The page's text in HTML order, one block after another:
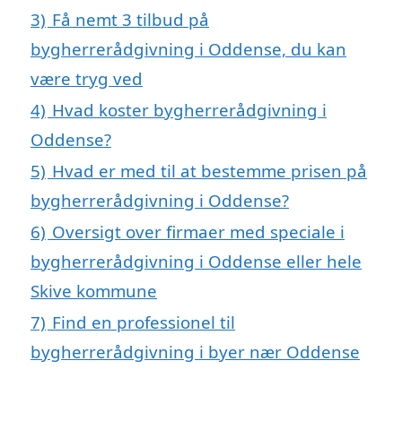
3) Få nemt 3 tilbud på
bygherrerådgivning i Oddense, du kan
være tryg ved
4) Hvad koster bygherrerådgivning i
Oddense?
5) Hvad er med til at bestemme prisen på
bygherrerådgivning i Oddense?
6) Oversigt over firmaer med speciale i
bygherrerådgivning i Oddense eller hele
Skive kommune
7) Find en professionel til
bygherrerådgivning i byer nær Oddense